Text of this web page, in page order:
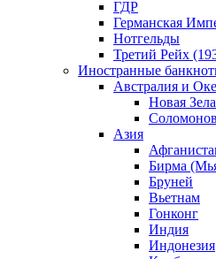
ГДР
Германская
Нотгельды
Третий Рейх
Иностранные
Австралия и
Новая
Азия
Бирма
Бруней
Вьетнам
Гонконг
Индия
Индонезия